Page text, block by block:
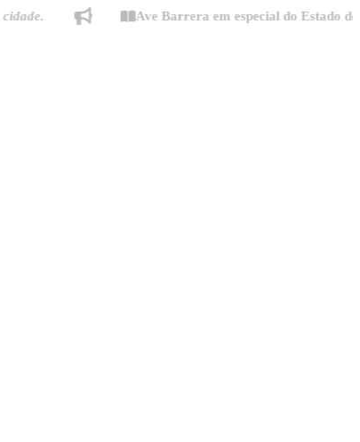
Ave Barrera em especial do Estado de